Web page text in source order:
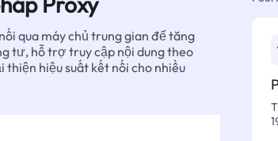
qua máy chủ trung gian để tăng
tư, hỗ trợ truy cập nội dung theo
thiện hiệu suất kết nối cho nhiều